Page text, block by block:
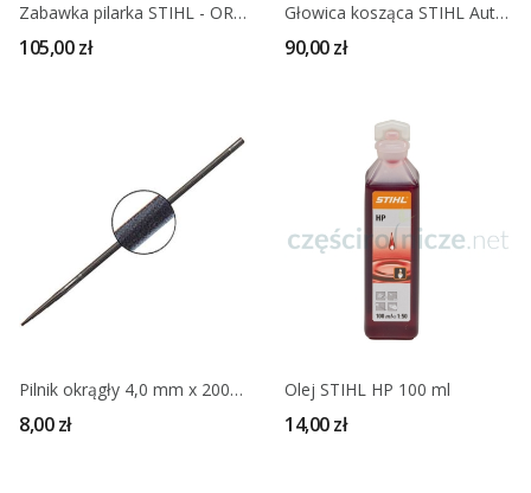
Zabawka pilarka STIHL - ORYGINAŁ + baterie
105,00 zł
Głowica kosząca STIHL AutoCut 25-2
90,00 zł
Pilnik okrągły 4,0 mm x 200 mm STIHL
8,00 zł
Olej STIHL HP 100 ml
14,00 zł